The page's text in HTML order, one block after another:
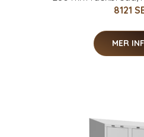
8121
MER